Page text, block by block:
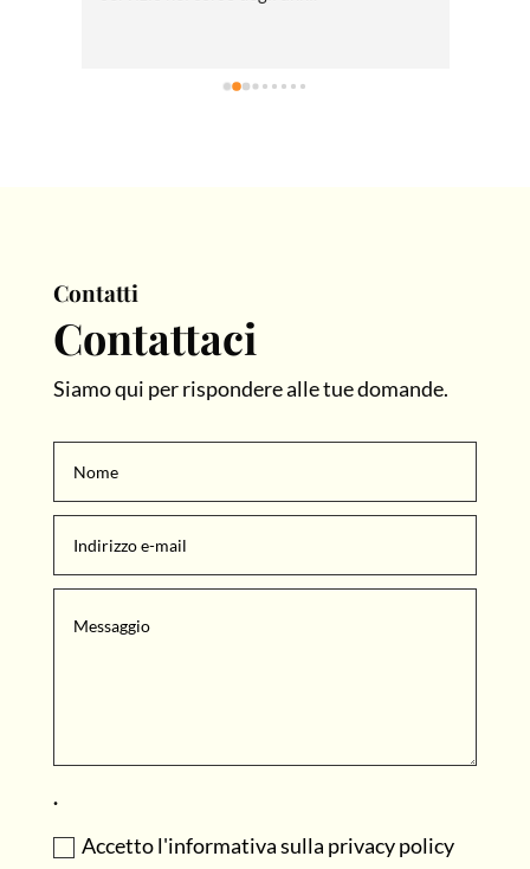
Contatti
Contattaci
Siamo qui per rispondere alle tue domande.
.
Accetto l'informativa sulla privacy policy